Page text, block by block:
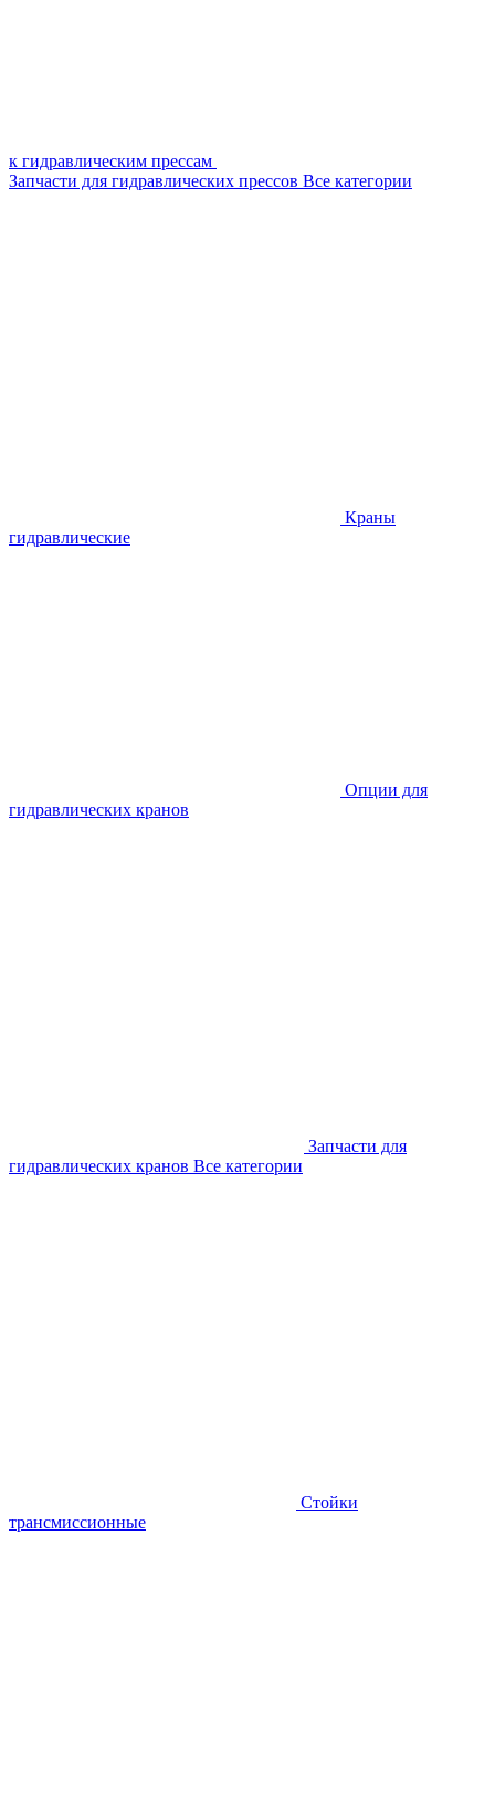
к гидравлическим прессам
Запчасти для гидравлических прессов Все категории
Краны
гидравлические
Опции для
гидравлических кранов
Запчасти для
гидравлических кранов Все категории
Стойки
трансмиссионные